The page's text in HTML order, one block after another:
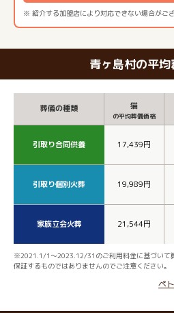
※ 紹介する加盟店により対応できない場合がござ
青ヶ島村の平
葬儀の種類 猫
の平均葬儀価格
引取り合同供養 17,439円
引取り個別火葬 19,989円
家族立会火葬 21,544円
※2021.1/1～2023.12/31のご利用料金に基づいて
保証するものではありませんのでご注意ください。
ペ